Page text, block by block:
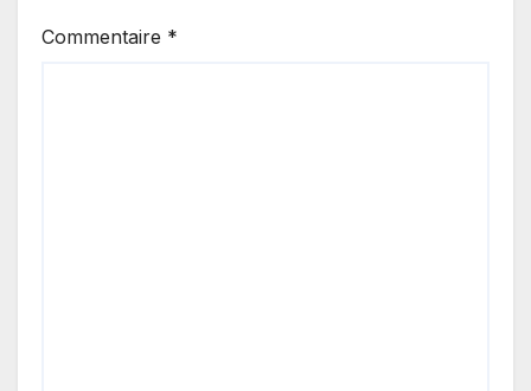
Commentaire *